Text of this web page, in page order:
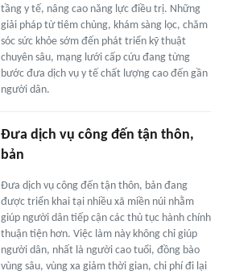
tầng y tế, nâng cao năng lực điều trị. Những
giải pháp từ tiêm chủng, khám sàng lọc, chăm
sóc sức khỏe sớm đến phát triển kỹ thuật
chuyên sâu, mạng lưới cấp cứu đang từng
bước đưa dịch vụ y tế chất lượng cao đến gần
người dân.
Đưa dịch vụ công đến tận thôn,
bản
Đưa dịch vụ công đến tận thôn, bản đang
được triển khai tại nhiều xã miền núi nhằm
giúp người dân tiếp cận các thủ tục hành chính
thuận tiện hơn. Việc làm này không chỉ giúp
người dân, nhất là người cao tuổi, đồng bào
vùng sâu, vùng xa giảm thời gian, chi phí đi lại